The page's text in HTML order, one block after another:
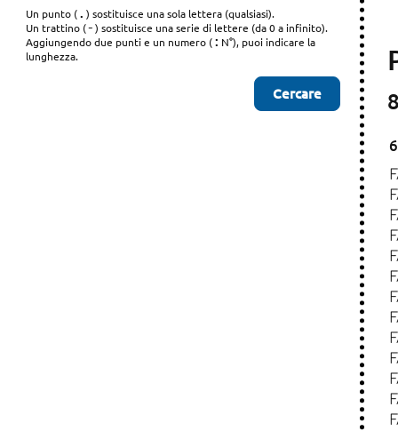
Un punto (.) sostituisce una sola lettera (qualsiasi).
Un trattino (-) sostituisce una serie di lettere (da 0 a infinito).
Aggiungendo due punti e un numero (: N°), puoi indicare la
lunghezza.